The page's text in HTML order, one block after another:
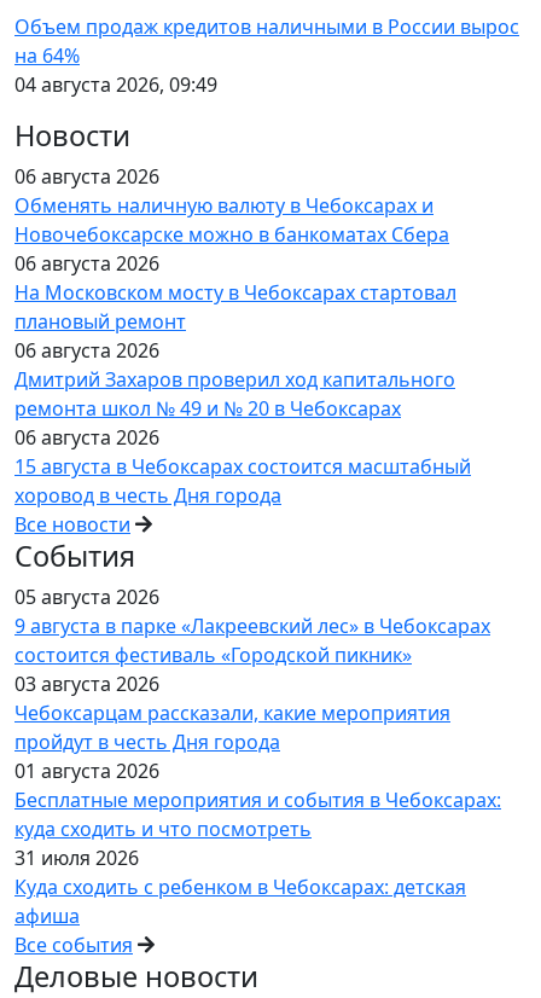
Объем продаж кредитов наличными в России вырос
на 64%
04 августа 2026, 09:49
Новости
06 августа 2026
Обменять наличную валюту в Чебоксарах и
Новочебоксарске можно в банкоматах Сбера
06 августа 2026
На Московском мосту в Чебоксарах стартовал
плановый ремонт
06 августа 2026
Дмитрий Захаров проверил ход капитального
ремонта школ № 49 и № 20 в Чебоксарах
06 августа 2026
15 августа в Чебоксарах состоится масштабный
хоровод в честь Дня города
Все новости
События
05 августа 2026
9 августа в парке «Лакреевский лес» в Чебоксарах
состоится фестиваль «Городской пикник»
03 августа 2026
Чебоксарцам рассказали, какие мероприятия
пройдут в честь Дня города
01 августа 2026
Бесплатные мероприятия и события в Чебоксарах:
куда сходить и что посмотреть
31 июля 2026
Куда сходить с ребенком в Чебоксарах: детская
афиша
Все события
Деловые новости